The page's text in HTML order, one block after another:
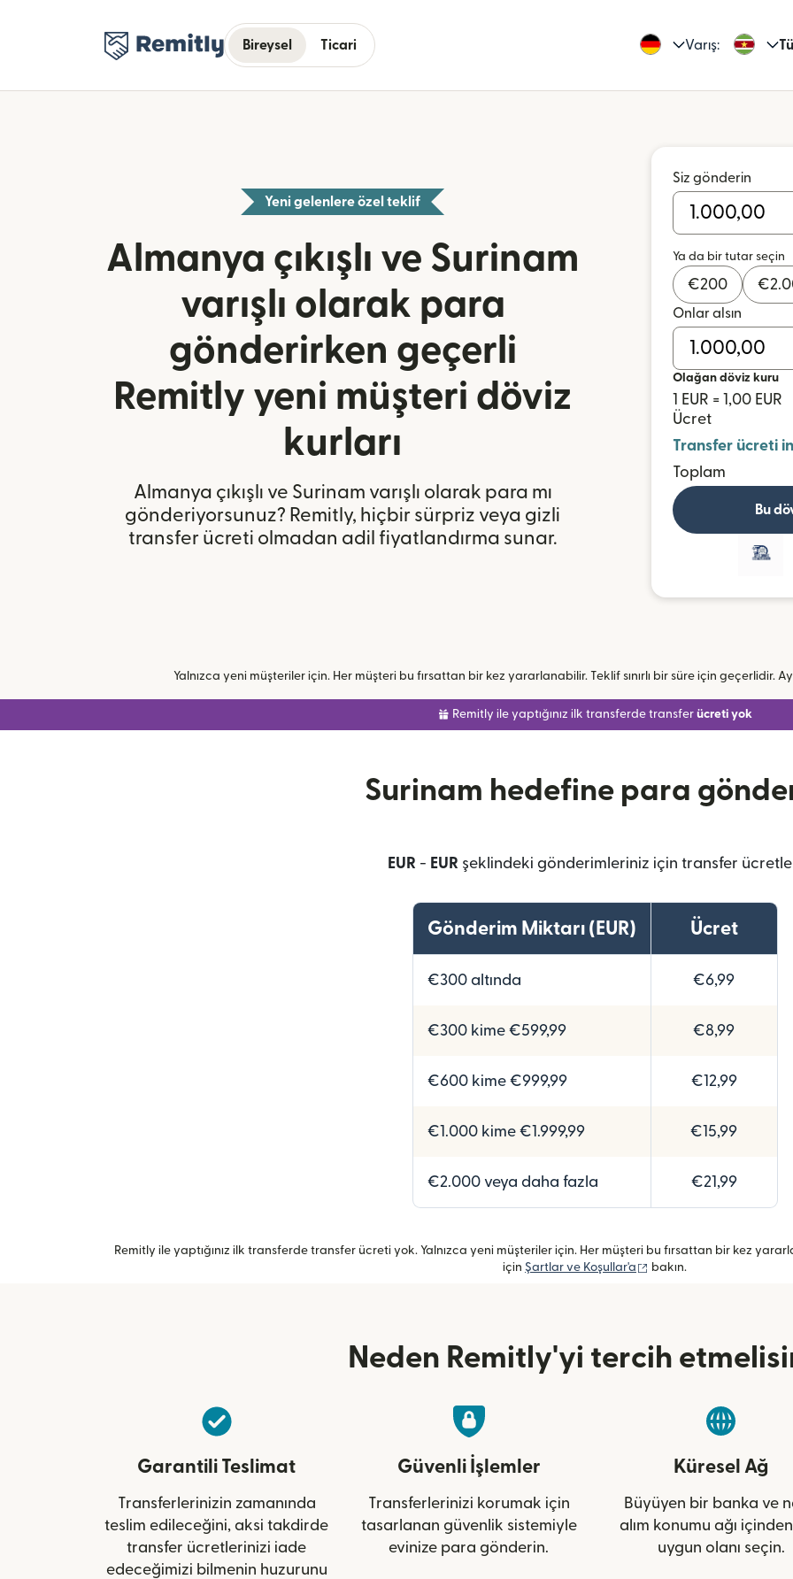
Bireysel Ticari Varış:
Yeni gelenlere özel teklif
Almanya çıkışlı ve Surinam
varışlı olarak para
gönderirken geçerli
Remitly yeni müşteri döviz
kurları
Almanya çıkışlı ve Surinam varışlı olarak para mı
gönderiyorsunuz? Remitly, hiçbir sürpriz veya gizli
transfer ücreti olmadan adil fiyatlandırma sunar.
Siz gönderin
Ya da bir tutar seçin
€200 €
Onlar alsın
Olağan döviz kuru
1 EUR = 1,00 EUR
Ücret
Transfer ücreti
Toplam
Bu
Yalnızca yeni müşteriler için. Her müşteri bu fırsattan bir kez yararlanabilir. Teklif sınırlı bir süre için geçerlidir.
Remitly ile yaptığınız ilk transferde transfer ücreti yok
Surinam hedefine para
EUR - EUR şeklindeki gönderimleriniz için transfer
Gönderim Miktarı (EUR) Ücret
€300 altında €6,99
€300 kime €599,99 €8,99
€600 kime €999,99 €12,99
€1.000 kime €1.999,99 €15,99
€2.000 veya daha fazla €21,99
Remitly ile yaptığınız ilk transferde transfer ücreti yok. Yalnızca yeni müşteriler için. Her müşteri bu fırsattan bir kez
için Şartlar ve Koşullar'a (yeni pencerede açılır)
bakın.
Neden Remitly'yi tercih
Garantili Teslimat
Transferlerinizin zamanında
teslim edileceğini, aksi takdirde
transfer ücretlerinizi iade
edeceğimizi bilmenin huzurunu
Güvenli İşlemler
Transferlerinizi korumak için
tasarlanan güvenlik sistemiyle
evinize para gönderin.
Küresel Ağ
Büyüyen bir banka ve
alım konumu ağı
uygun olanı seçin.